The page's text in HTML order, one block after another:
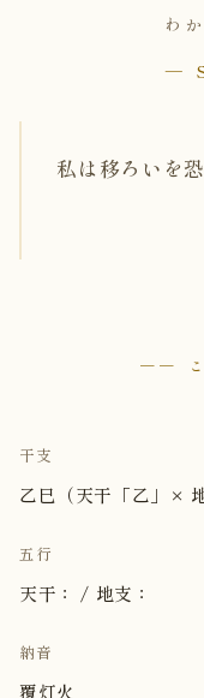
わ
—
私は移ろいを
── こ
干支
乙巳（天干「乙」×
五行
天干： / 地支：
納音
覆灯火